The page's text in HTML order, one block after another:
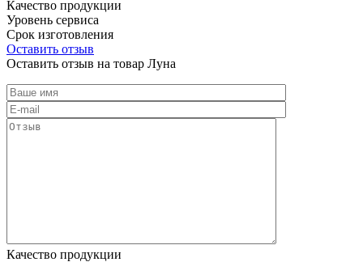
Качество продукции
Уровень сервиса
Срок изготовления
Оставить отзыв
Оставить отзыв на товар Луна
Качество продукции